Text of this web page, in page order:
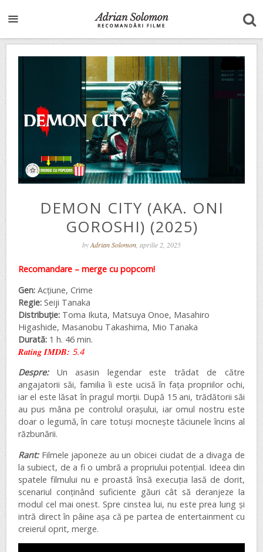
DEMON CITY (AKA. ONI
GOROSHI) (2025)
byAdrian Solomon, aprilie 2, 2025
Recomandare – merge cu popcorn!
Gen: Acțiune, Crime
Regie: Seiji Tanaka
Distribuție: Toma Ikuta, Matsuya Onoe, Masahiro
Higashide, Masanobu Takashima, Mio Tanaka
Durată: 1 h. 46 min.
Rating IMDB: 5.4
Despre:Un asasin legendar este trădat de către
angajatorii săi, familia îi este ucisă în fața propriilor ochi,
iar el este lăsat în pragul morții. După 15 ani, trădătorii săi
au pus mâna pe controlul orașului, iar omul nostru este
doar o legumă, în care totuși mocnește tăciunele încins al
răzbunării.
Rant:Filmele japoneze au un obicei ciudat de a divaga de
la subiect, de a fi o umbră a propriului potențial. Ideea din
spatele filmului nu e proastă însă execuția lasă de dorit,
scenariul conținând suficiente găuri cât să deranjeze la
modul cel mai onest. Spre cinstea lui, nu este prea lung și
intră direct în pâine așa că pe partea de entertainment cu
creierul oprit, merge.